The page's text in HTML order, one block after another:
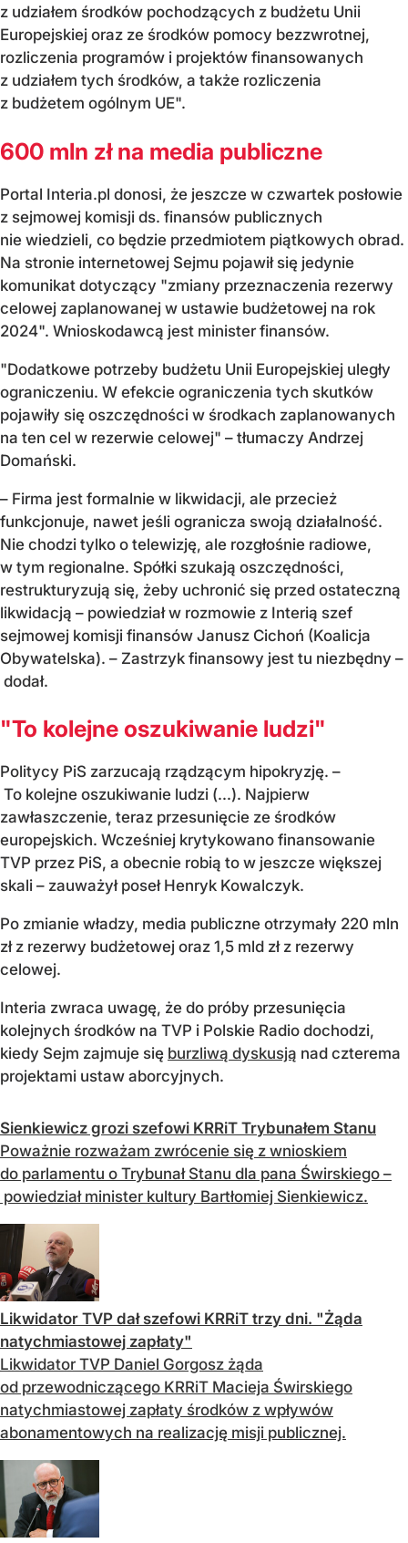
z udziałem środków pochodzących z budżetu Unii
Europejskiej oraz ze środków pomocy bezzwrotnej,
rozliczenia programów i projektów finansowanych
z udziałem tych środków, a także rozliczenia
z budżetem ogólnym UE".
600 mln zł na media publiczne
Portal Interia.pl donosi, że jeszcze w czwartek posłowie
z sejmowej komisji ds. finansów publicznych
nie wiedzieli, co będzie przedmiotem piątkowych obrad.
Na stronie internetowej Sejmu pojawił się jedynie
komunikat dotyczący "zmiany przeznaczenia rezerwy
celowej zaplanowanej w ustawie budżetowej na rok
2024". Wnioskodawcą jest minister finansów.
"Dodatkowe potrzeby budżetu Unii Europejskiej uległy
ograniczeniu. W efekcie ograniczenia tych skutków
pojawiły się oszczędności w środkach zaplanowanych
na ten cel w rezerwie celowej" – tłumaczy Andrzej
Domański.
– Firma jest formalnie w likwidacji, ale przecież
funkcjonuje, nawet jeśli ogranicza swoją działalność.
Nie chodzi tylko o telewizję, ale rozgłośnie radiowe,
w tym regionalne. Spółki szukają oszczędności,
restrukturyzują się, żeby uchronić się przed ostateczną
likwidacją – powiedział w rozmowie z Interią szef
sejmowej komisji finansów Janusz Cichoń (Koalicja
Obywatelska). – Zastrzyk finansowy jest tu niezbędny –
dodał.
"To kolejne oszukiwanie ludzi"
Politycy PiS zarzucają rządzącym hipokryzję. –
To kolejne oszukiwanie ludzi (...). Najpierw
zawłaszczenie, teraz przesunięcie ze środków
europejskich. Wcześniej krytykowano finansowanie
TVP przez PiS, a obecnie robią to w jeszcze większej
skali – zauważył poseł Henryk Kowalczyk.
Po zmianie władzy, media publiczne otrzymały 220 mln
zł z rezerwy budżetowej oraz 1,5 mld zł z rezerwy
celowej.
Interia zwraca uwagę, że do próby przesunięcia
kolejnych środków na TVP i Polskie Radio dochodzi,
kiedy Sejm zajmuje się burzliwą dyskusją nad czterema
projektami ustaw aborcyjnych.
Sienkiewicz grozi szefowi KRRiT Trybunałem Stanu
Poważnie rozważam zwrócenie się z wnioskiem
do parlamentu o Trybunał Stanu dla pana Świrskiego –
powiedział minister kultury Bartłomiej Sienkiewicz.
Likwidator TVP dał szefowi KRRiT trzy dni. "Żąda
natychmiastowej zapłaty"
Likwidator TVP Daniel Gorgosz żąda
od przewodniczącego KRRiT Macieja Świrskiego
natychmiastowej zapłaty środków z wpływów
abonamentowych na realizację misji publicznej.